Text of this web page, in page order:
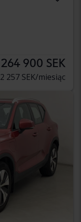
264 900 SEK
2 257 SEK/miesiąc